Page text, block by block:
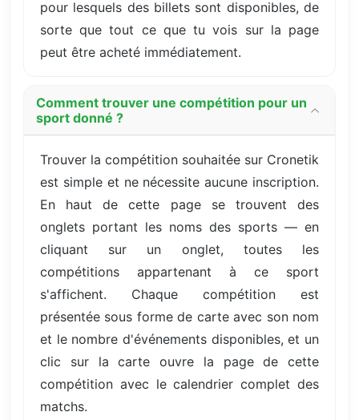
pour lesquels des billets sont disponibles, de
sorte que tout ce que tu vois sur la page
peut être acheté immédiatement.
Comment trouver une compétition pour un
sport donné ?
Trouver la compétition souhaitée sur Cronetik
est simple et ne nécessite aucune inscription.
En haut de cette page se trouvent des
onglets portant les noms des sports — en
cliquant sur un onglet, toutes les
compétitions appartenant à ce sport
s'affichent. Chaque compétition est
présentée sous forme de carte avec son nom
et le nombre d'événements disponibles, et un
clic sur la carte ouvre la page de cette
compétition avec le calendrier complet des
matchs.